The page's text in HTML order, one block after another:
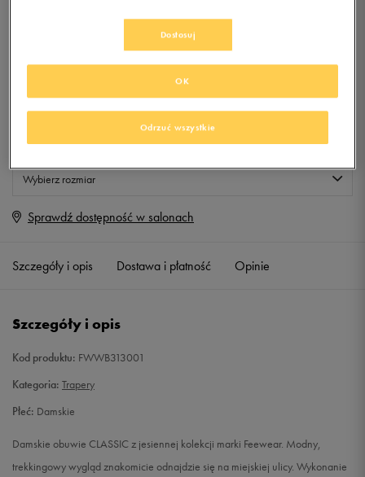
Produkt niedostępny
Jeśli artykuł będzie ponownie dostępny, otrzymasz od nas powiadomienie.
Wybierz rozmiar
Rozmiary EU
39 25 cm
41 26 cm Powiadom o dostępności
Sprawdź dostępność w salonach
Szczegóły i opis Dostawa i płatność Opinie
Szczegóły i opis
Kod produktu: FWWB313001
Kategoria: Trapery
Płeć: Damskie
Damskie obuwie CLASSIC z jesiennej kolekcji marki Feewear. Modny,
trekkingowy wygląd znakomicie odnajdzie się na miejskiej ulicy. Wykonanie
Dostosuj
Odrzuć wszystkie
OK